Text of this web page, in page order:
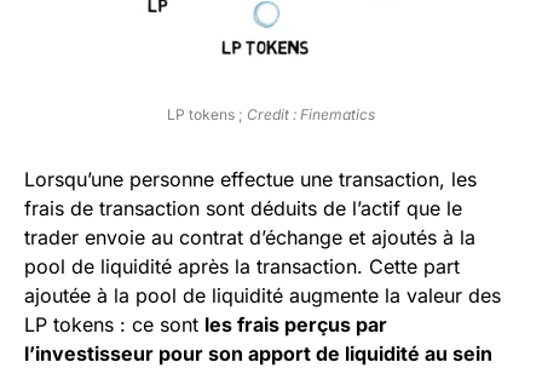
LP tokens ; Credit : Finematics
Lorsqu’une personne effectue une transaction, les
frais de transaction sont déduits de l’actif que le
trader envoie au contrat d’échange et ajoutés à la
pool de liquidité après la transaction. Cette part
ajoutée à la pool de liquidité augmente la valeur des
LP tokens : ce sont les frais perçus par
l’investisseur pour son apport de liquidité au sein